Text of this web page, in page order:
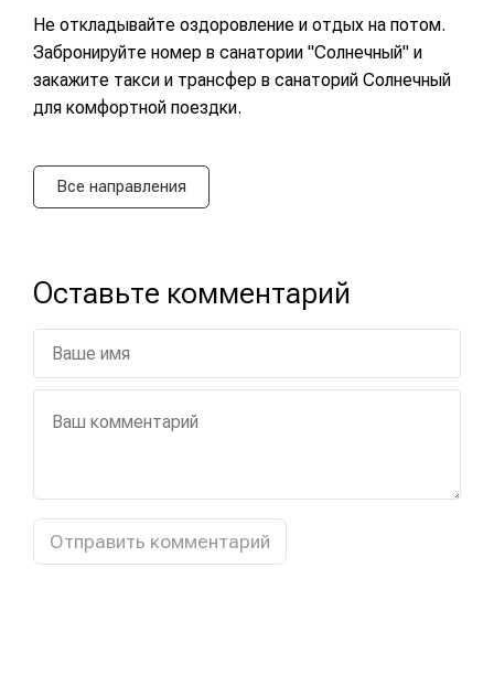
Не откладывайте оздоровление и отдых на потом.
Забронируйте номер в санатории "Солнечный" и
закажите такси и трансфер в санаторий Солнечный
для комфортной поездки.
Все направления
Оставьте комментарий